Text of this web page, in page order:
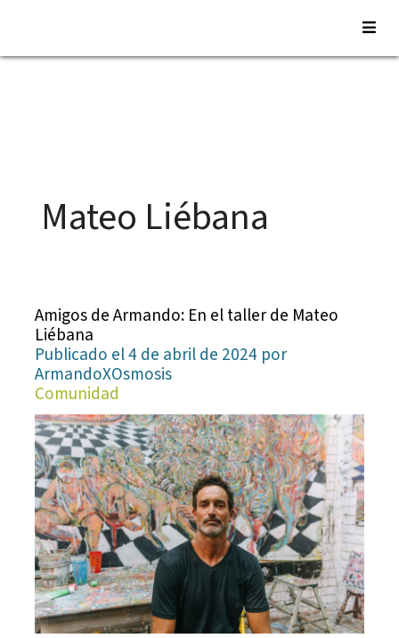
Saltar
Mateo Liébana
Amigos de Armando: En el taller de Mateo
Liébana
Publicado el 4 de abril de 2024 por
ArmandoXOsmosis
Comunidad